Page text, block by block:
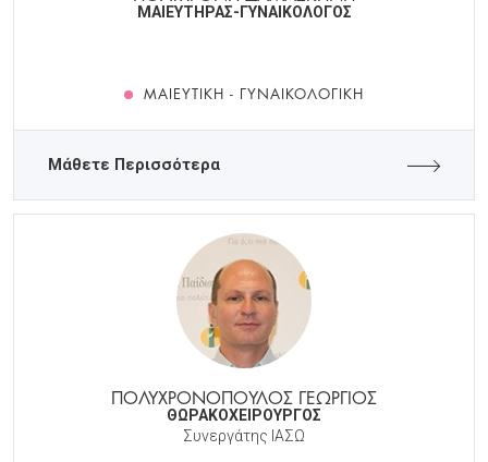
ΜΑΙΕΥΤΗΡΑΣ-ΓΥΝΑΙΚΟΛΟΓΟΣ
ΜΑΙΕΥΤΙΚΉ - ΓΥΝΑΙΚΟΛΟΓΙΚΉ
Μάθετε Περισσότερα
ΠΟΛΥΧΡΟΝΟΠΟΥΛΟΣ ΓΕΩΡΓΙΟΣ
ΘΩΡΑΚΟΧΕΙΡΟΥΡΓΟΣ
Συνεργάτης ΙΑΣΩ